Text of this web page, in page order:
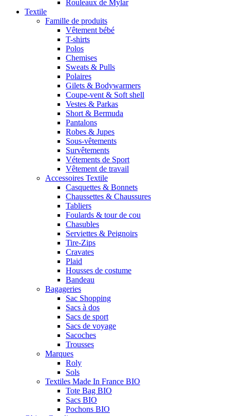
Rouleaux de Mylar
Textile
Famille de produits
Vêtement bébé
T-shirts
Polos
Chemises
Sweats & Pulls
Polaires
Gilets & Bodywarmers
Coupe-vent & Soft shell
Vestes & Parkas
Short & Bermuda
Pantalons
Robes & Jupes
Sous-vêtements
Survêtements
Vétements de Sport
Vêtement de travail
Accessoires Textile
Casquettes & Bonnets
Chaussettes & Chaussures
Tabliers
Foulards & tour de cou
Chasubles
Serviettes & Peignoirs
Tire-Zips
Cravates
Plaid
Housses de costume
Bandeau
Bagageries
Sac Shopping
Sacs à dos
Sacs de sport
Sacs de voyage
Sacoches
Trousses
Marques
Roly
Sols
Textiles Made In France BIO
Tote Bag BIO
Sacs BIO
Pochons BIO